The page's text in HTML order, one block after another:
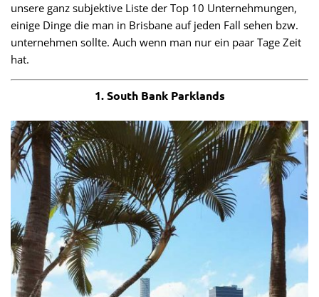
unsere ganz subjektive Liste der Top 10 Unternehmungen,
einige Dinge die man in Brisbane auf jeden Fall sehen bzw.
unternehmen sollte. Auch wenn man nur ein paar Tage Zeit
hat.
1. South Bank Parklands